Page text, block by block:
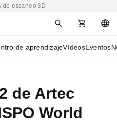
de escaneo 3D
de aprendizajeVídeosEventos
de Artec
World